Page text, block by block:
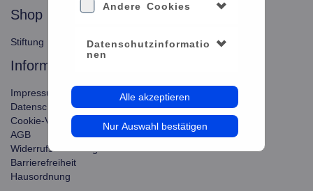
Andere Cookies
Datenschutzinformatio
nen
Alle akzeptieren
Nur Auswahl bestätigen
shop
Stiftung Planetarium Berlin
service
Konto verwalten
information
Impressum
Datenschutz
Cookie-Verwendung
AGB
Widerrufsbelehrung
Barrierefreiheit
Hausordnung